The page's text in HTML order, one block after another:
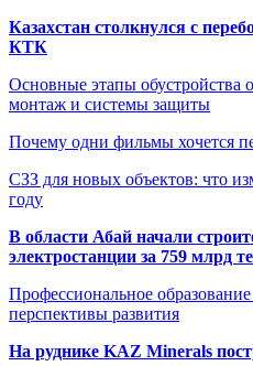
Казахстан столкнулся с
КТК
Основные этапы обустройства
монтаж и системы защиты
Почему одни фильмы хочется
СЗЗ для новых объектов: что
году
В области Абай начали
электростанции за 759 млрд
Профессиональное
перспективы развития
На руднике KAZ Minerals